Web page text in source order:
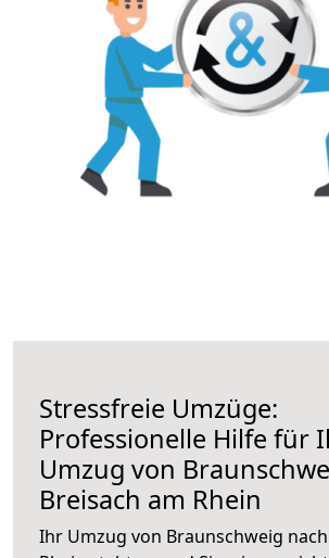
Stressfreie Umzüge:
Professionelle Hilfe für
Umzug von
Breisach am Rhein
Ihr Umzug von Braunschweig